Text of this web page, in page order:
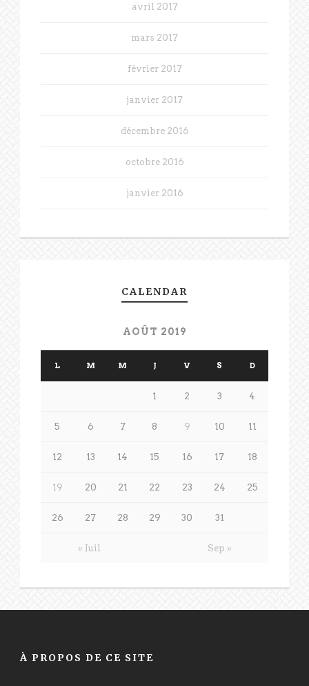
avril 2017
mars 2017
février 2017
janvier 2017
décembre 2016
octobre 2016
janvier 2016
CALENDAR
AOÛT 2019
L M M J V S D
« Juil Sep »
1 2 3 4
5 6 7 8 9 10 11
12 13 14 15 16 17 18
19 20 21 22 23 24 25
26 27 28 29 30 31
À PROPOS DE CE SITE